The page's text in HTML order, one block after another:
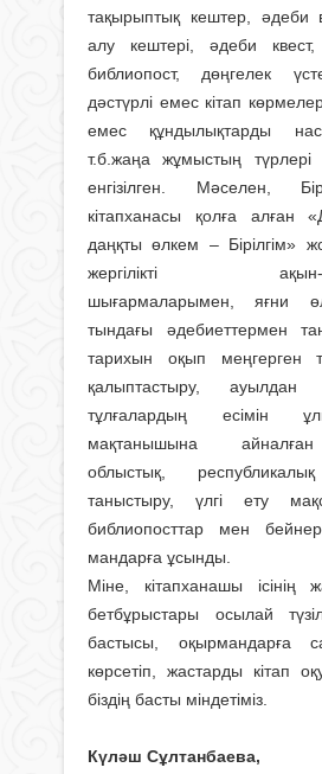
тақырыптық кештер, әдеби
алу кештері, әдеби квест,
библиопост, дөңгелек
дәстүрлі емес кітап
емес құндылықтарды
т.б.жаңа жұмыстың түрлері
енгізілген. Мәселен,
кітапханасы қолға алған
даңқты өлкем – Бірілгім»
жергілікті ақын-
шығармаларымен, яғни
тындағы әдебиеттермен
тарихын оқып меңгерген
қалыптастыру,
тұлғалардың есімін
мақтанышына
облыстық, республикалық
таныстыру, үлгі ету
библиопосттар мен
мандарға ұсынды.
Міне, кітапханашы ісінің
бетбұрыстары осылай
бастысы, оқырмандарға
көрсетіп, жастарды кітап
біздің басты міндетіміз.
Күләш Сұлтанбаева,